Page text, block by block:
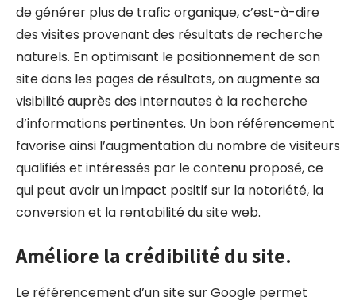
de générer plus de trafic organique, c’est-à-dire
des visites provenant des résultats de recherche
naturels. En optimisant le positionnement de son
site dans les pages de résultats, on augmente sa
visibilité auprès des internautes à la recherche
d’informations pertinentes. Un bon référencement
favorise ainsi l’augmentation du nombre de visiteurs
qualifiés et intéressés par le contenu proposé, ce
qui peut avoir un impact positif sur la notoriété, la
conversion et la rentabilité du site web.
Améliore la crédibilité du site.
Le référencement d’un site sur Google permet